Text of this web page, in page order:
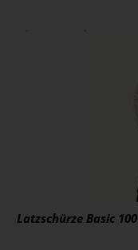
ab 9,24 € *
Latzschürze Basic 100